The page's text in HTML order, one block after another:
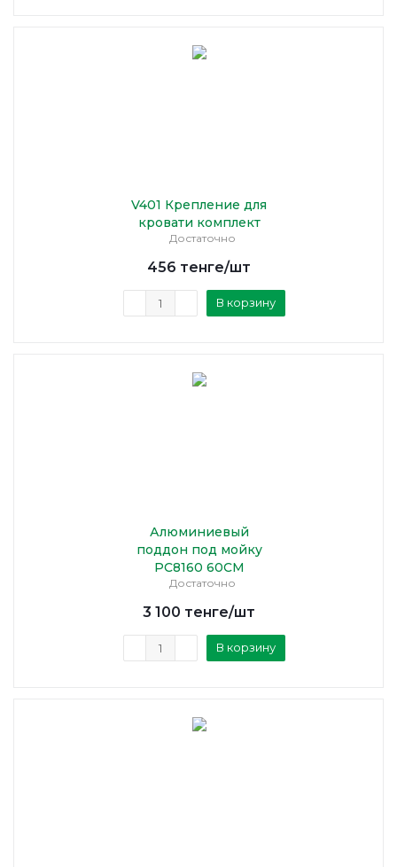
V401 Крепление для
кровати комплект
Достаточно
456 тенге/шт
В корзину
Алюминиевый
поддон под мойку
PC8160 60CM
Достаточно
3 100 тенге/шт
В корзину